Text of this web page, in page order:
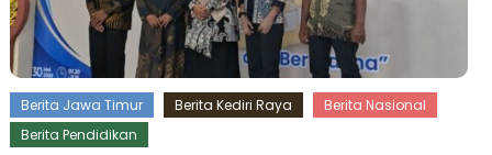
Berita Jawa Timur Berita Kediri Raya
Berita Nasional
Berita Pendidikan